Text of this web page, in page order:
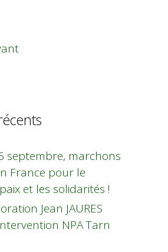
septembre, marchons
France pour le
et les solidarités !
Jean JAURES
NPA Tarn